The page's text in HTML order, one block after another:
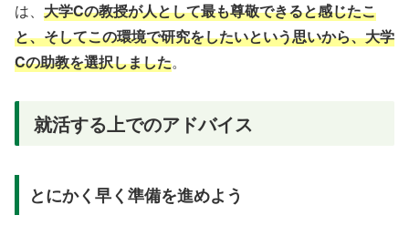
は、 大学Cの教授が人として最も尊敬できると感じたこ
と、そしてこの環境で研究をしたいという思いから、大学
Cの助教を選択しました。
就活する上でのアドバイス
とにかく早く準備を進めよう